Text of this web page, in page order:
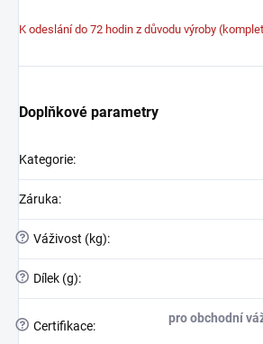
K odeslání do 72 hodin z důvodu výroby
Doplňkové parametry
Kategorie:
Záruka:
? Váživost (kg):
? Dílek (g):
? Certifikace:
pro obchodní